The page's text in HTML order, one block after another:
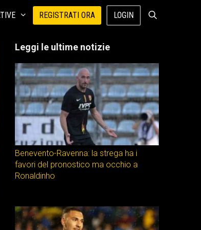
REGISTRATI ORA LOGIN
Leggi le ultime notizie
Benevento-Ravenna: la strega ha i
favori del pronostico ma occhio a
Ronaldinho